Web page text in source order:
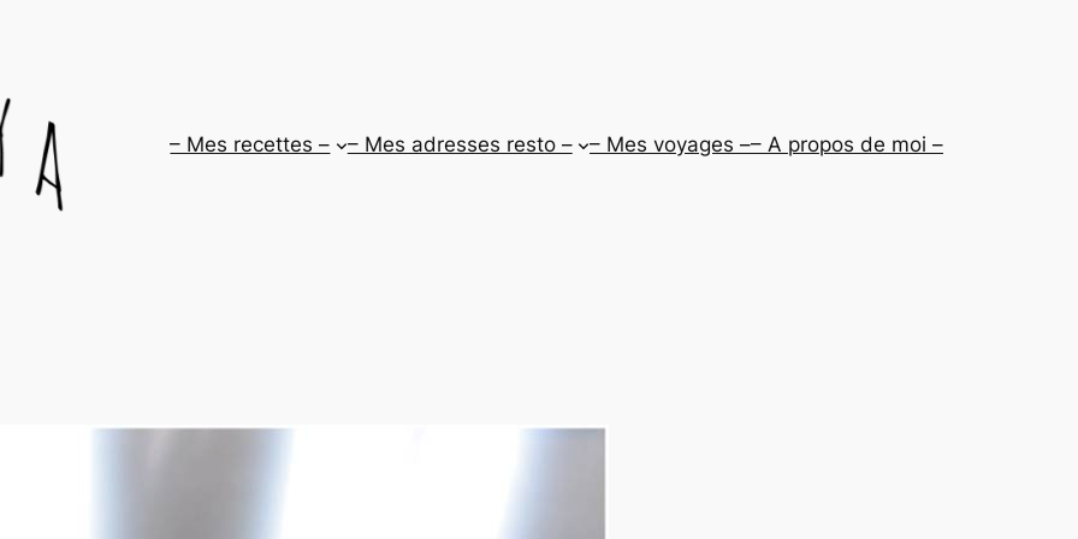
– Mes recettes – – Mes adresses resto – – Mes voyages –– A propos de moi –